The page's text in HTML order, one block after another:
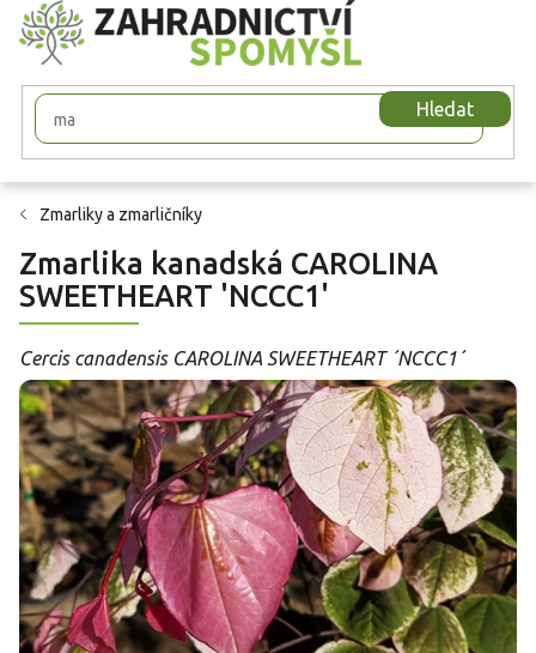
Přejít
na
obsah
Hledat
Zmarliky a zmarličníky
Zmarlika kanadská CAROLINA
SWEETHEART 'NCCC1'
Cercis canadensis CAROLINA SWEETHEART ´NCCC1´